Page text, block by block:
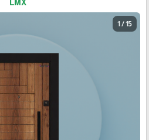
LMX
1 / 15